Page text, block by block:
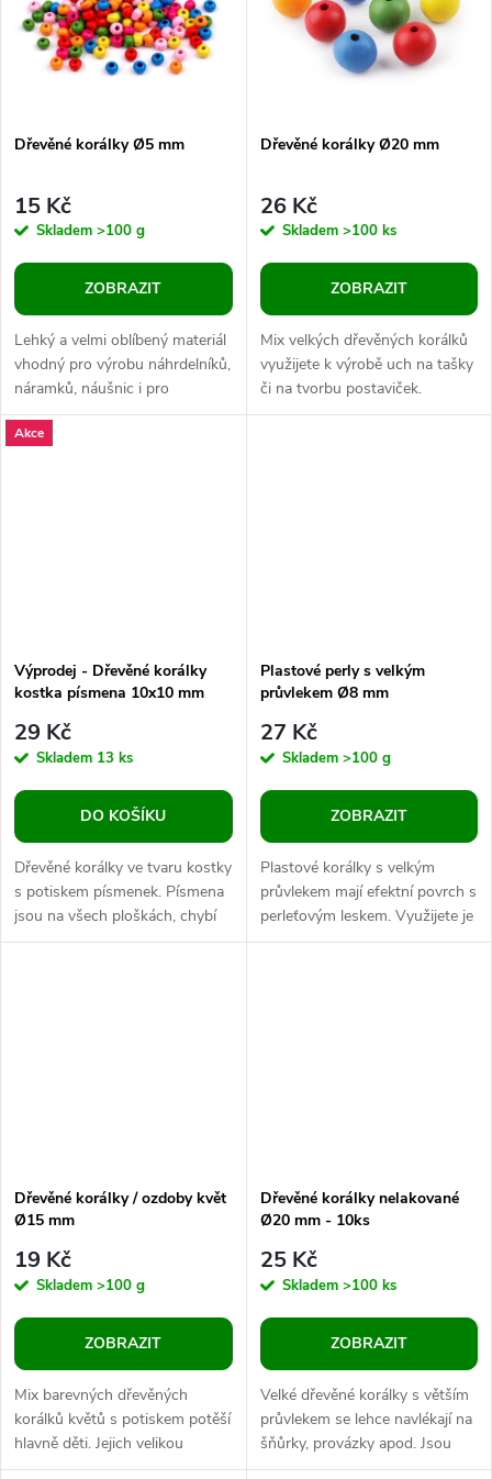
ů
ů
Dřevěné korálky Ø5 mm
15 Kč
Skladem >100 g
ZOBRAZIT
Lehký a velmi oblíbený materiál
vhodný pro výrobu náhrdelníků,
náramků, náušnic i pro
kombinování s pedigem. V
balení 10 g je cca 260 ks
Dřevěné korálky Ø20 mm
26 Kč
Skladem >100 ks
ZOBRAZIT
Mix velkých dřevěných korálků
využijete k výrobě uch na tašky
či na tvorbu postaviček.
Využívají se jako ozdoba lapačů
Akce
Výprodej - Dřevěné korálky
kostka písmena 10x10 mm
29 Kč
Skladem 13 ks
DO KOŠÍKU
Dřevěné korálky ve tvaru kostky
s potiskem písmenek. Písmena
jsou na všech ploškách, chybí
pouze na stranách s průvleky.
Plastové perly s velkým
průvlekem Ø8 mm
27 Kč
Skladem >100 g
ZOBRAZIT
Plastové korálky s velkým
průvlekem mají efektní povrch s
perleťovým leskem. Využijete je
do krátkých i dlouhých
Dřevěné korálky / ozdoby květ
Ø15 mm
19 Kč
Skladem >100 g
ZOBRAZIT
Mix barevných dřevěných
korálků květů s potiskem potěší
hlavně děti. Jejich velikou
výhodou je lehký materiál. Dají
Dřevěné korálky nelakované
Ø20 mm - 10ks
25 Kč
Skladem >100 ks
ZOBRAZIT
Velké dřevěné korálky s větším
průvlekem se lehce navlékají na
šňůrky, provázky apod. Jsou
velice oblíbené na zdobení